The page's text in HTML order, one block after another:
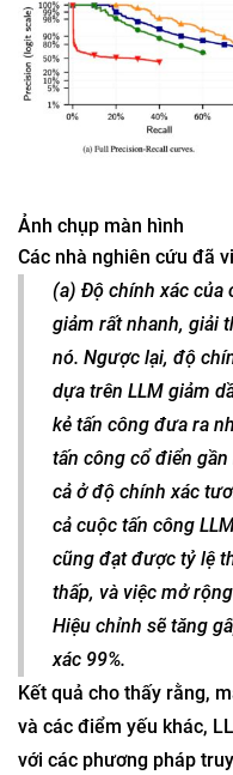
Ảnh chụp màn hình
Các nhà nghiên cứu đã
(a) Độ chính xác của
giảm rất nhanh, giải
nó. Ngược lại, độ
dựa trên LLM giảm
kẻ tấn công đưa ra
tấn công cổ điển
cả ở độ chính xác
cả cuộc tấn công
cũng đạt được tỷ lệ
thấp, và việc mở
Hiệu chỉnh sẽ tăng
xác 99%.
Kết quả cho thấy rằng,
và các điểm yếu khác,
với các phương pháp